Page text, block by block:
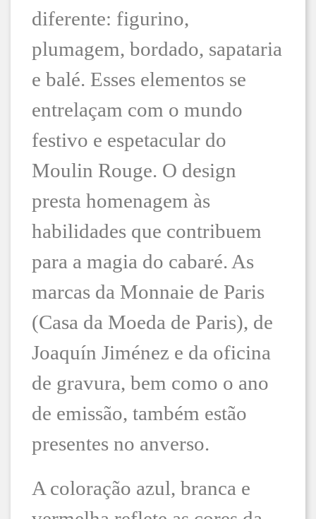
diferente: figurino,
plumagem, bordado, sapataria
e balé. Esses elementos se
entrelaçam com o mundo
festivo e espetacular do
Moulin Rouge. O design
presta homenagem às
habilidades que contribuem
para a magia do cabaré. As
marcas da Monnaie de Paris
(Casa da Moeda de Paris), de
Joaquín Jiménez e da oficina
de gravura, bem como o ano
de emissão, também estão
presentes no anverso.
A coloração azul, branca e